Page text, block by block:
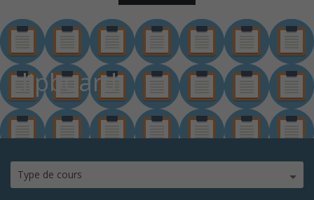
clipboard
Type de cours